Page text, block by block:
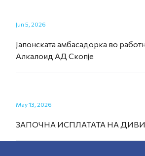
Jun 5, 2026
Јапонската амбасадорка во
Алкалоид АД Скопје
May 13, 2026
ЗАПОЧНА ИСПЛАТАТА НА